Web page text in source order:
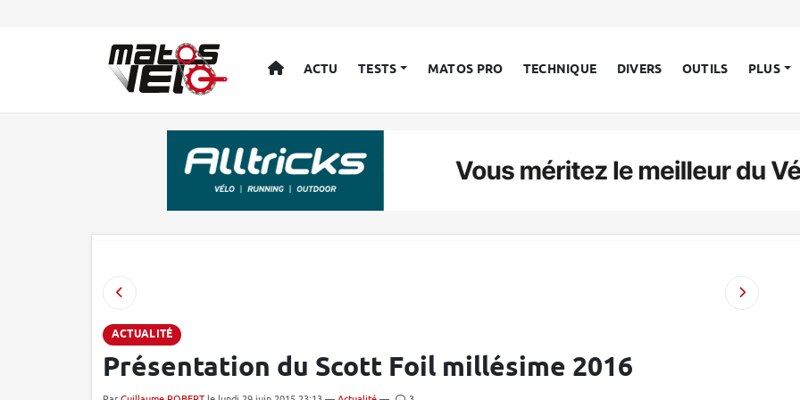
ACCUEIL
ACTU TESTS MATOS PRO TECHNIQUE DIVERS OUTILS PLUS
ACTUALITÉ
Présentation du Scott Foil millésime 2016